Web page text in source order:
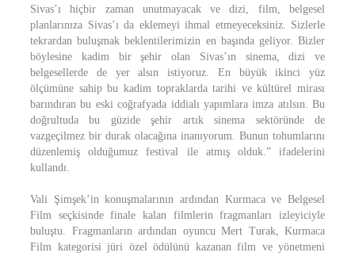
Sivas’ı hiçbir zaman unutmayacak ve dizi, film, belgesel
planlarınıza Sivas’ı da eklemeyi ihmal etmeyeceksiniz. Sizlerle
tekrardan buluşmak beklentilerimizin en başında geliyor. Bizler
böylesine kadim bir şehir olan Sivas’ın sinema, dizi ve
belgesellerde de yer alsın istiyoruz. En büyük ikinci yüz
ölçümüne sahip bu kadim topraklarda tarihi ve kültürel mirası
barındıran bu eski coğrafyada iddialı yapımlara imza atılsın. Bu
doğrultuda bu güzide şehir artık sinema sektöründe de
vazgeçilmez bir durak olacağına inanıyorum. Bunun tohumlarını
düzenlemiş olduğumuz festival ile atmış olduk.” ifadelerini
kullandı.
Vali Şimşek’in konuşmalarının ardından Kurmaca ve Belgesel
Film seçkisinde finale kalan filmlerin fragmanları izleyiciyle
buluştu. Fragmanların ardından oyuncu Mert Turak, Kurmaca
Film kategorisi jüri özel ödülünü kazanan film ve yönetmeni